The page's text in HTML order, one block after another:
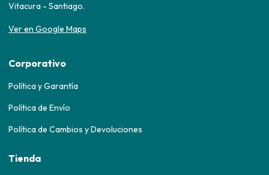
Vitacura - Santiago.
Ver en Google Maps
Corporativo
Política y Garantía
Política de Envío
Política de Cambios y Devoluciones
Tienda